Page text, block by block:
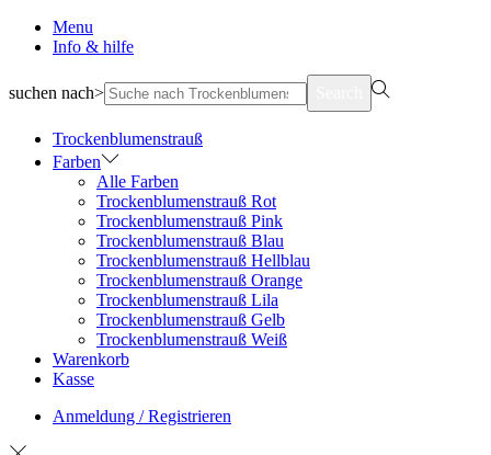
Menu
Info & hilfe
suchen nach>
Trockenblumenstrauß
Farben
Alle Farben
Trockenblumenstrauß Rot
Trockenblumenstrauß Pink
Trockenblumenstrauß Blau
Trockenblumenstrauß Hellblau
Trockenblumenstrauß Orange
Trockenblumenstrauß Lila
Trockenblumenstrauß Gelb
Trockenblumenstrauß Weiß
Warenkorb
Kasse
Anmeldung / Registrieren